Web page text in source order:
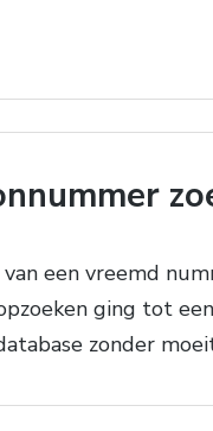
een vreemd
ging tot
zonder